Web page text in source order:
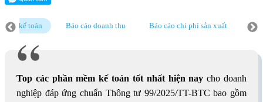
mềm kế toán Báo cáo doanh thu Báo cáo chi phí sản xuất
Top các phần mềm kế toán tốt nhất hiện nay cho doanh
nghiệp đáp ứng chuẩn Thông tư 99/2025/TT-BTC bao gồm